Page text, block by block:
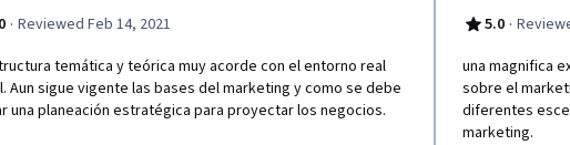
· Reviewed Feb 14, 2021
temática y teórica muy acorde con el entorno real
Aun sigue vigente las bases del marketing y como se debe
una planeación estratégica para proyectar los negocios.
5.0 ·
una magnifica
sobre el
diferentes
marketing.